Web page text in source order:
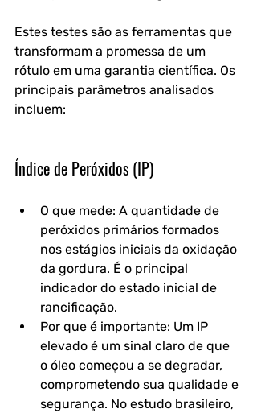
Estes testes são as ferramentas que
transformam a promessa de um
rótulo em uma garantia científica. Os
principais parâmetros analisados
incluem:
Índice de Peróxidos (IP)
O que mede: A quantidade de
peróxidos primários formados
nos estágios iniciais da oxidação
da gordura. É o principal
indicador do estado inicial de
rancificação.
Por que é importante: Um IP
elevado é um sinal claro de que
o óleo começou a se degradar,
comprometendo sua qualidade e
segurança. No estudo brasileiro,